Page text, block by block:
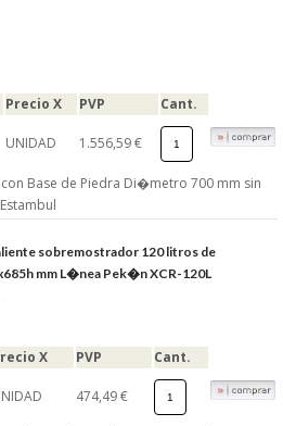
Precio X PVP Cant.
UNIDAD 1.556,59 €
Base de Piedra Di�metro 700 mm sin
sobremostrador 120 litros de
mm L�nea Pek�n XCR-120L
X PVP Cant.
474,49 €